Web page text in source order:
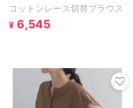
ズ
コットンレース切替ブラウス
¥ 6,545